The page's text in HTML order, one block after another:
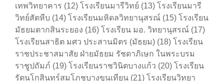
เทพวิทยาคาร (12) โรงเรียนมารีวิทย์ (13) โรงเรียนมารี
วิทย์สัตหีบ (14) โรงเรียนมหิดลวิทยานุสรณ์ (15) โรงเรียน
มัธยมตากสินระยอง (16) โรงเรียน มอ. วิทยานุสรณ์ (17)
โรงเรียนสาธิต มศว ประสานมิตร (มัธยม) (18) โรงเรียน
ราชประชาสมาสัย ฝ่ายมัธยม รัชดาภิเษก ในพระบรม
ราชูปถัมภ์ (19) โรงเรียนราชวินิตบางแก้ว (20) โรงเรียน
รัตนโกสินทร์สมโภชบางขุนเทียน (21) โรงเรียนวิทยา